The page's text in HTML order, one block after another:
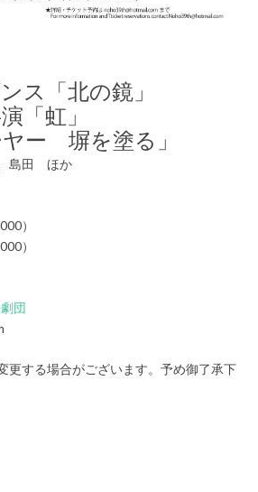
ス「北の鏡」
「虹」
ヤー 塀を塗る」
島田 ほか
）
）
団
更する場合がございます。予め御了承下